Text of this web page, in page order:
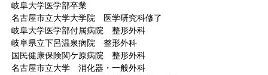
岐阜大学医学部卒業
名古屋市立大学大学院 医学研究科修了
岐阜大学医学部付属病院 整形外科
岐阜県立下呂温泉病院 整形外科
国民健康保険関ケ原病院 整形外科
名古屋市立大学 消化器・一般外科